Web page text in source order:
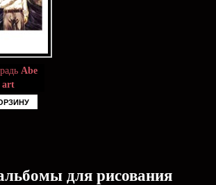
Abe
art
для рисования